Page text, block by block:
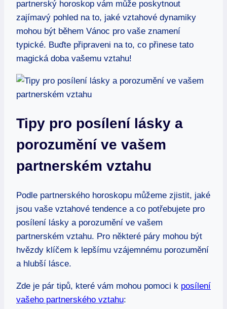
partnerský ‍horoskop vám může‌ poskytnout
zajímavý pohled na to, jaké vztahové dynamiky
‍mohou být ‍během ​Vánoc pro vaše znamení
typické. ​Buďte připraveni na to,‍ co přinese tato
⁣magická ⁣doba⁢ vašemu vztahu!
Tipy​ pro‌ posílení lásky a
porozumění ve ​vašem
partnerském vztahu
Podle partnerského horoskopu můžeme zjistit, jaké⁢
jsou vaše vztahové tendence⁤ a ⁢co⁢ potřebujete pro
posílení ⁢lásky a⁢ porozumění ve vašem
partnerském vztahu. Pro některé páry mohou být
hvězdy klíčem k⁣ lepšímu vzájemnému porozumění
a hlubší‌ lásce.
Zde je pár ⁤tipů, které vám ‌mohou pomoci k posílení
vašeho partnerského vztahu: